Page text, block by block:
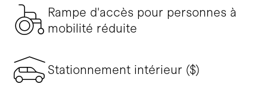
Rampe d'accès pour personnes à
mobilité réduite
Stationnement intérieur ($)